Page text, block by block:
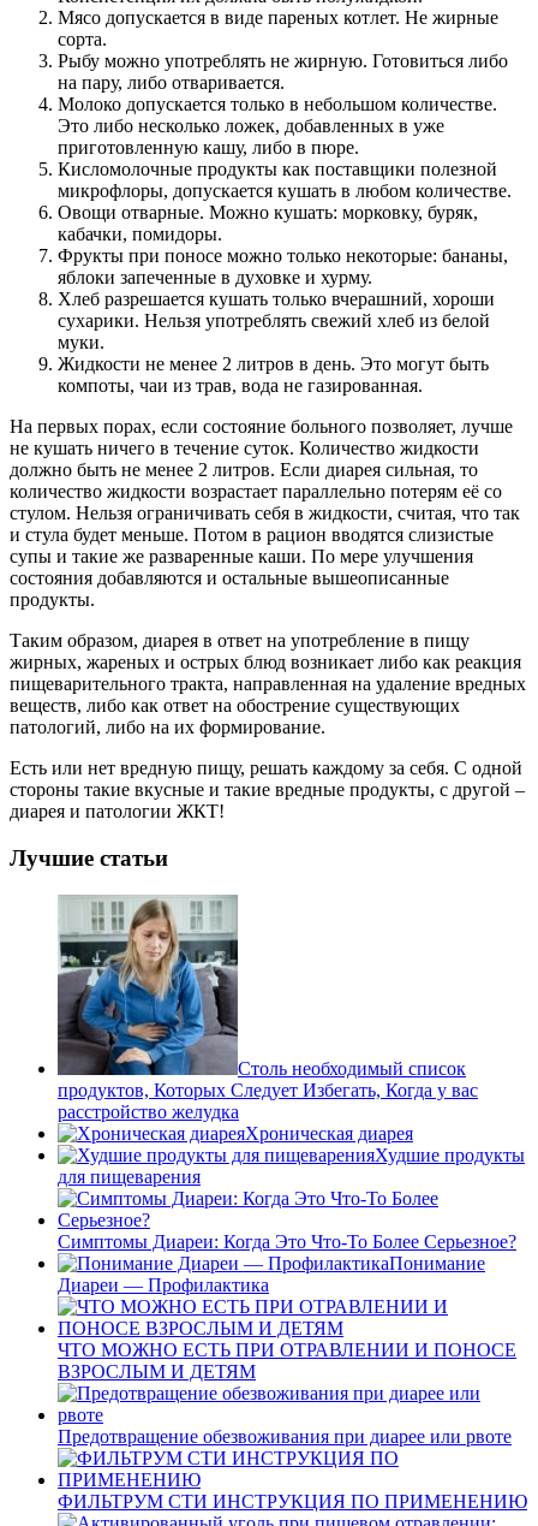
Мясо допускается в виде пареных котлет. Не жирные
сорта.
Рыбу можно употреблять не жирную. Готовиться либо
на пару, либо отваривается.
Молоко допускается только в небольшом количестве.
Это либо несколько ложек, добавленных в уже
приготовленную кашу, либо в пюре.
Кисломолочные продукты как поставщики полезной
микрофлоры, допускается кушать в любом количестве.
Овощи отварные. Можно кушать: морковку, буряк,
кабачки, помидоры.
Фрукты при поносе можно только некоторые: бананы,
яблоки запеченные в духовке и хурму.
Хлеб разрешается кушать только вчерашний, хороши
сухарики. Нельзя употреблять свежий хлеб из белой
муки.
Жидкости не менее 2 литров в день. Это могут быть
компоты, чаи из трав, вода не газированная.
На первых порах, если состояние больного позволяет, лучше
не кушать ничего в течение суток. Количество жидкости
должно быть не менее 2 литров. Если диарея сильная, то
количество жидкости возрастает параллельно потерям её со
стулом. Нельзя ограничивать себя в жидкости, считая, что так
и стула будет меньше. Потом в рацион вводятся слизистые
супы и такие же разваренные каши. По мере улучшения
состояния добавляются и остальные вышеописанные
продукты.
Таким образом, диарея в ответ на употребление в пищу
жирных, жареных и острых блюд возникает либо как реакция
пищеварительного тракта, направленная на удаление вредных
веществ, либо как ответ на обострение существующих
патологий, либо на их формирование.
Есть или нет вредную пищу, решать каждому за себя. С одной
стороны такие вкусные и такие вредные продукты, с другой –
диарея и патологии ЖКТ!
Лучшие статьи
Столь необходимый список
продуктов, Которых Следует Избегать, Когда у вас
расстройство желудка
Хроническая диарея
Худшие продукты
для пищеварения
Симптомы Диареи: Когда Это Что-То Более Серьезное?
Понимание
Диареи — Профилактика
ЧТО МОЖНО ЕСТЬ ПРИ ОТРАВЛЕНИИ И ПОНОСЕ
ВЗРОСЛЫМ И ДЕТЯМ
Предотвращение обезвоживания при диарее или рвоте
ФИЛЬТРУМ СТИ ИНСТРУКЦИЯ ПО ПРИМЕНЕНИЮ